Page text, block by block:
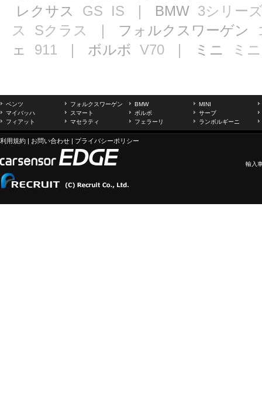
レクサス GS IS ｜ BMW 3シリー
ス
Sクラス ｜ フォルクスワーゲン
ェ 911 ｜ ボルボ V70 ｜ ミニ ミニ
ベンツ フォルクスワーゲン BMW
MINI
マイバッハ
スマート ボルボ
サーブ
フィアット
マセラティ フェラーリ ランボルギーニ
利用規約 | お問い合わせ | プライバシーポリシー
輸入